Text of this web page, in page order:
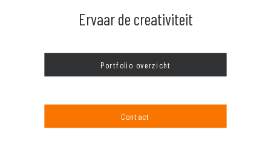
Ervaar de creativiteit
Portfolio overzicht
Contact